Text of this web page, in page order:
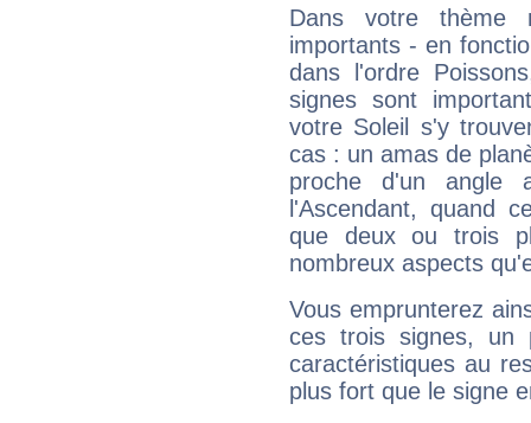
Dans votre thème
importants - en
dans l'ordre
signes sont
votre Soleil s'y
cas : un amas de
proche d'un
l'Ascendant, quand
que deux ou trois
nombreux aspects
Vous emprunterez
ces trois signes, un
caractéristiques au
plus fort que le signe